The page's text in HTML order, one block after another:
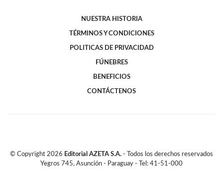
NUESTRA HISTORIA
TÉRMINOS Y CONDICIONES
POLITICAS DE PRIVACIDAD
FÚNEBRES
BENEFICIOS
CONTÁCTENOS
© Copyright 2026 Editorial AZETA S.A. - Todos los derechos reservados
Yegros 745, Asunción - Paraguay - Tel: 41-51-000